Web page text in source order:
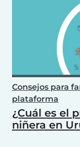
Consejos para
plataforma
¿Cuál es el
niñera en